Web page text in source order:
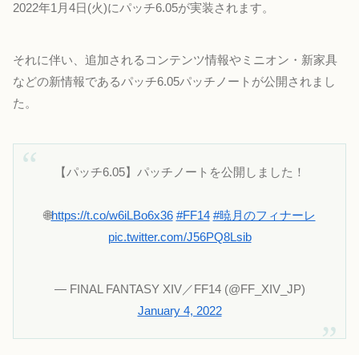
2022年1月4日(火)にパッチ6.05が実装されます。
それに伴い、追加されるコンテンツ情報やミニオン・新家具
などの新情報であるパッチ6.05パッチノートが公開されまし
た。
【パッチ6.05】パッチノートを公開しました！
🌐https://t.co/w6iLBo6x36 #FF14 #暁月のフィナーレ
pic.twitter.com/J56PQ8Lsib
— FINAL FANTASY XIV／FF14 (@FF_XIV_JP)
January 4, 2022